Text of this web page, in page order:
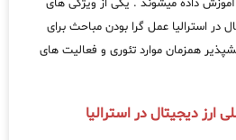
داده میشوند . یکی از ویژگی های
در استرالیا عمل گرا بودن مباحث برای
همزمان موارد تئوری و فعالیت های
ارز دیجیتال در استرالیا